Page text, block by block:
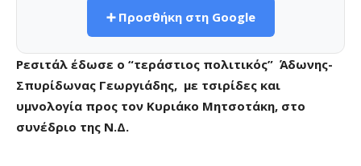
➕ Προσθήκη στη Google
Ρεσιτάλ έδωσε ο “τεράστιος πολιτικός” Άδωνης-
Σπυρίδωνας Γεωργιάδης, με τσιρίδες και
υμνολογία προς τον Κυριάκο Μητσοτάκη, στο
συνέδριο της Ν.Δ.